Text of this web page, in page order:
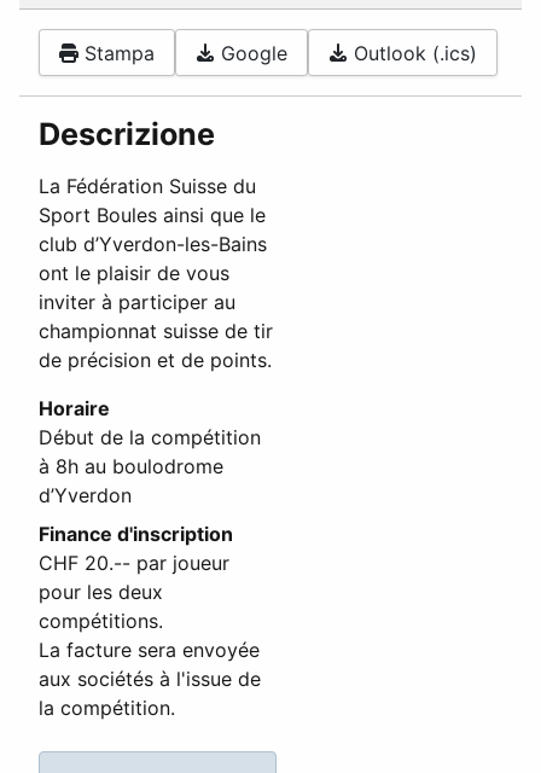
Stampa Google Outlook (.ics)
Descrizione
La Fédération Suisse du
Sport Boules ainsi que le
club d’Yverdon-les-Bains
ont le plaisir de vous
inviter à participer au
championnat suisse de tir
de précision et de points.
Horaire
Début de la compétition
à 8h au boulodrome
d’Yverdon
Finance d'inscription
CHF 20.-- par joueur
pour les deux
compétitions.
La facture sera envoyée
aux sociétés à l'issue de
la compétition.